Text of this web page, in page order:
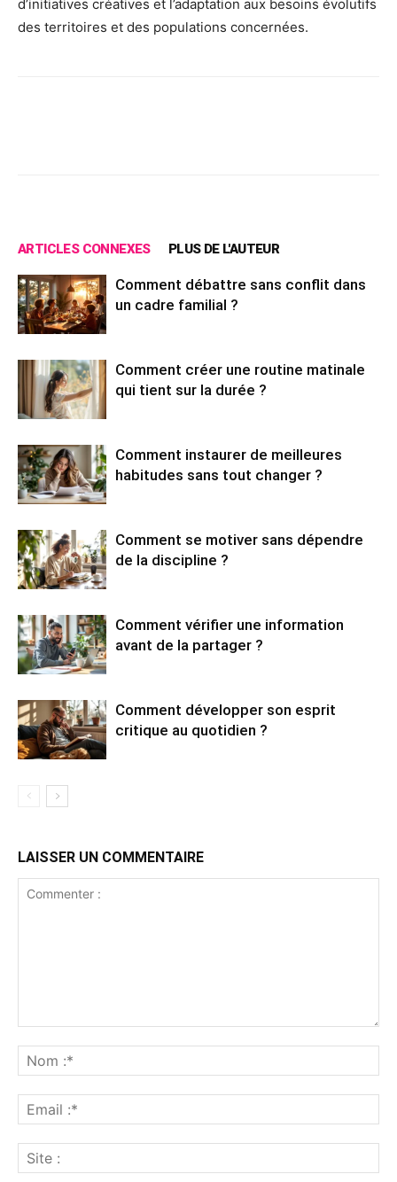
d’initiatives créatives et l’adaptation aux besoins évolutifs
des territoires et des populations concernées.
ARTICLES CONNEXES PLUS DE L'AUTEUR
Comment débattre sans conflit dans
un cadre familial ?
Comment créer une routine matinale
qui tient sur la durée ?
Comment instaurer de meilleures
habitudes sans tout changer ?
Comment se motiver sans dépendre
de la discipline ?
Comment vérifier une information
avant de la partager ?
Comment développer son esprit
critique au quotidien ?
LAISSER UN COMMENTAIRE